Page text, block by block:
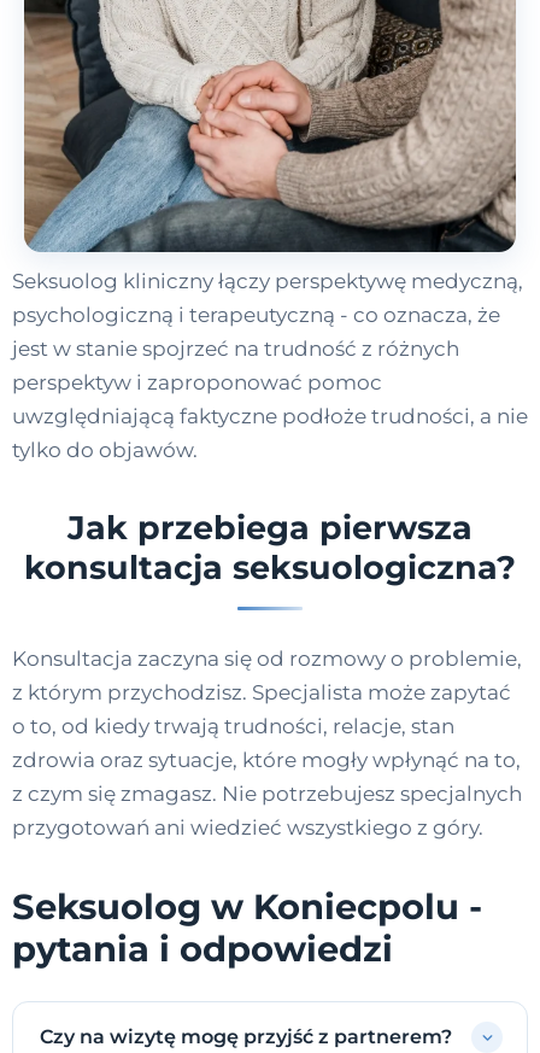
Seksuolog kliniczny łączy perspektywę medyczną,
psychologiczną i terapeutyczną - co oznacza, że
jest w stanie spojrzeć na trudność z różnych
perspektyw i zaproponować pomoc
uwzględniającą faktyczne podłoże trudności, a nie
tylko do objawów.
Jak przebiega pierwsza
konsultacja seksuologiczna?
Konsultacja zaczyna się od rozmowy o problemie,
z którym przychodzisz. Specjalista może zapytać
o to, od kiedy trwają trudności, relacje, stan
zdrowia oraz sytuacje, które mogły wpłynąć na to,
z czym się zmagasz. Nie potrzebujesz specjalnych
przygotowań ani wiedzieć wszystkiego z góry.
Seksuolog w Koniecpolu -
pytania i odpowiedzi
Czy na wizytę mogę przyjść z partnerem?